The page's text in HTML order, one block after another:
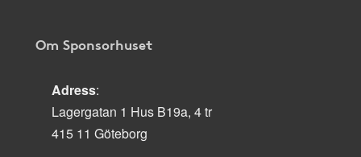
Om Sponsorhuset
Adress:
Lagergatan 1 Hus B19a, 4 tr
415 11 Göteborg